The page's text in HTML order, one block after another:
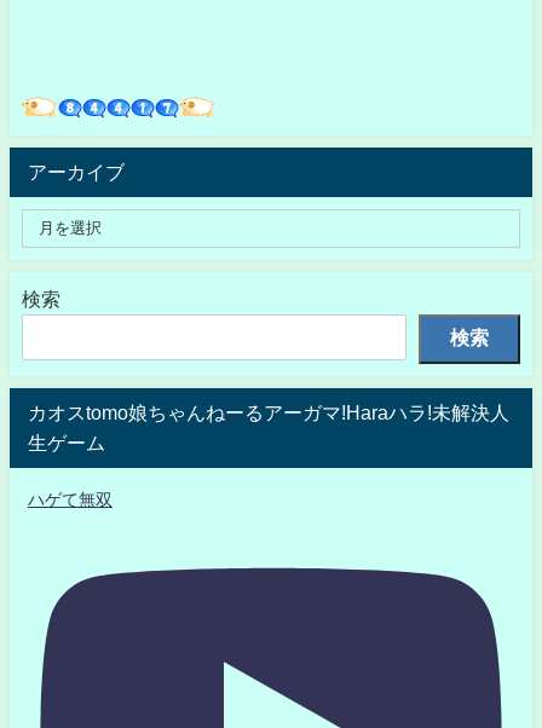
アーカイブ
検索
検索
カオスtomo娘ちゃんねーるアーガマ!Haraハラ!未解決人
生ゲーム
ハゲて無双